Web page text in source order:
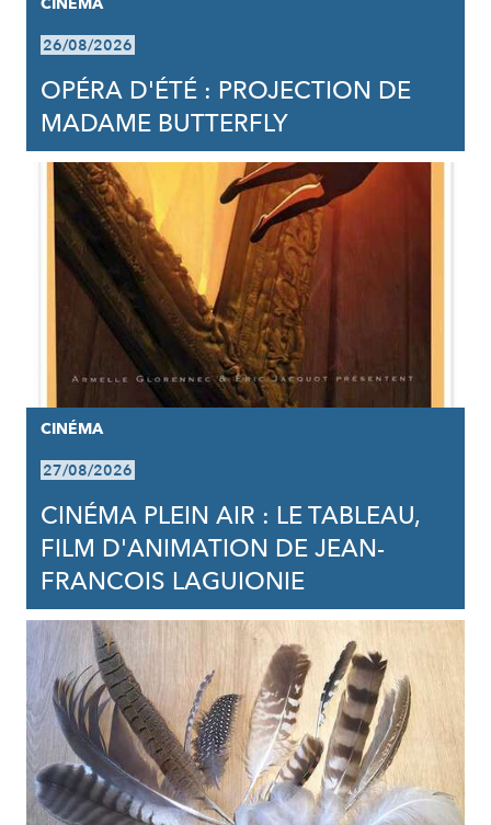
26/08/2026
OPÉRA D'ÉTÉ : PROJECTION DE
MADAME BUTTERFLY
CINÉMA
27/08/2026
CINÉMA PLEIN AIR : LE TABLEAU,
FILM D'ANIMATION DE JEAN-
FRANCOIS LAGUIONIE